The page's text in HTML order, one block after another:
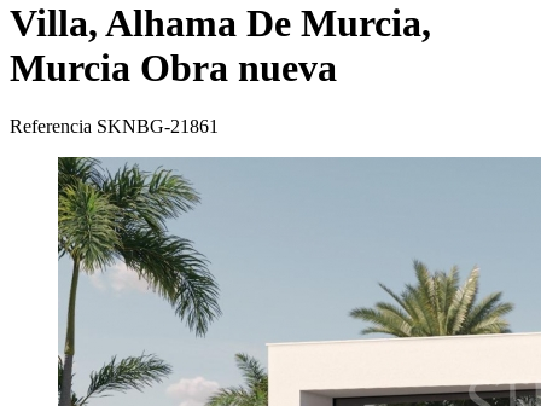
Villa, Alhama De Murcia,
Murcia Obra nueva
Referencia SKNBG-21861